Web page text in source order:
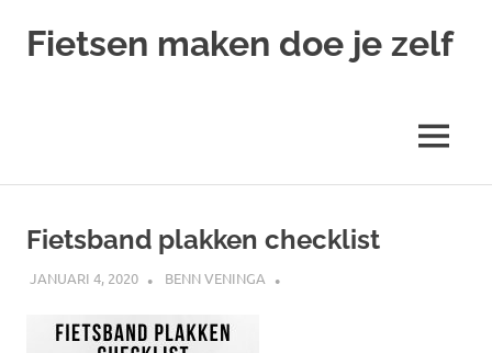
Fietsen maken doe je zelf
MENU
Fietsband plakken checklist
JANUARI 4, 2020 BENN VENINGA